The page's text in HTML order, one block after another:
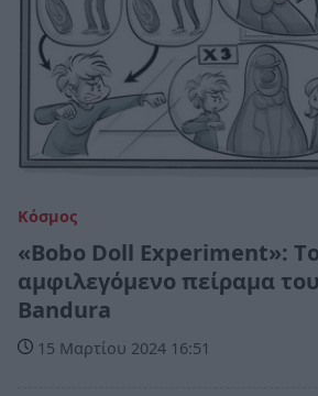
Κόσμος
«Bobo Doll Experiment»:
αμφιλεγόμενο πείραμα
Bandura
15 Μαρτίου 2024 16:51